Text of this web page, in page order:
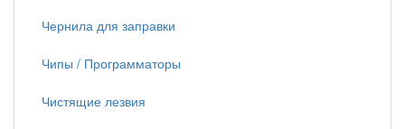
Чернила для заправки
Чипы / Программаторы
Чистящие лезвия